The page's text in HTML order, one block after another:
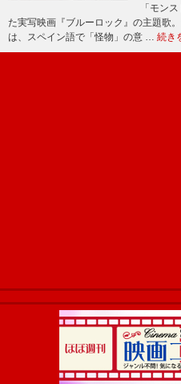
「モン
た実写映画『ブルーロック』の主題歌
は、スペイン語で「怪物」の意 … 続き